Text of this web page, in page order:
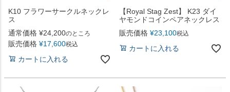
K10 フラワーサークルネックレ
ス
通常価格 ¥24,200のところ
販売価格 ¥17,600税込
カートに入れる
【Royal Stag Zest】 K23 ダイ
ヤモンドコインペアネックレス
販売価格 ¥23,100税込
カートに入れる